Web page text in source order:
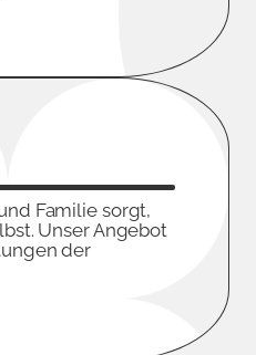
Familie sorgt,
Unser Angebot
der